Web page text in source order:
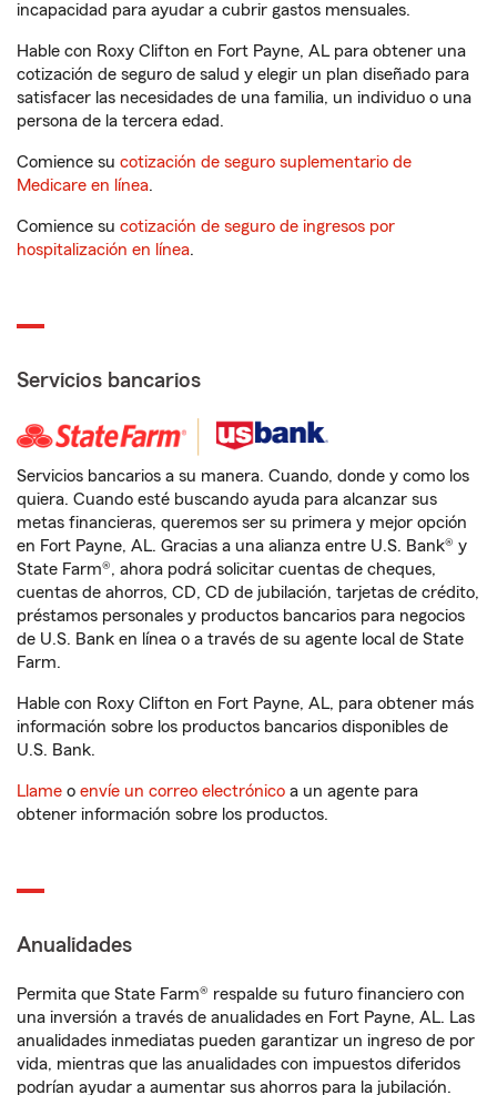
incapacidad para ayudar a cubrir gastos mensuales.
Hable con Roxy Clifton en Fort Payne, AL para obtener una
cotización de seguro de salud y elegir un plan diseñado para
satisfacer las necesidades de una familia, un individuo o una
persona de la tercera edad.
Comience su cotización de seguro suplementario de
Medicare en línea.
Comience su cotización de seguro de ingresos por
hospitalización en línea.
Servicios bancarios
Servicios bancarios a su manera. Cuando, donde y como los
quiera. Cuando esté buscando ayuda para alcanzar sus
metas financieras, queremos ser su primera y mejor opción
en Fort Payne, AL. Gracias a una alianza entre U.S. Bank® y
State Farm®, ahora podrá solicitar cuentas de cheques,
cuentas de ahorros, CD, CD de jubilación, tarjetas de crédito,
préstamos personales y productos bancarios para negocios
de U.S. Bank en línea o a través de su agente local de State
Farm.
Hable con Roxy Clifton en Fort Payne, AL, para obtener más
información sobre los productos bancarios disponibles de
U.S. Bank.
Llame o envíe un correo electrónico a un agente para
obtener información sobre los productos.
Anualidades
Permita que State Farm® respalde su futuro financiero con
una inversión a través de anualidades en Fort Payne, AL. Las
anualidades inmediatas pueden garantizar un ingreso de por
vida, mientras que las anualidades con impuestos diferidos
podrían ayudar a aumentar sus ahorros para la jubilación.